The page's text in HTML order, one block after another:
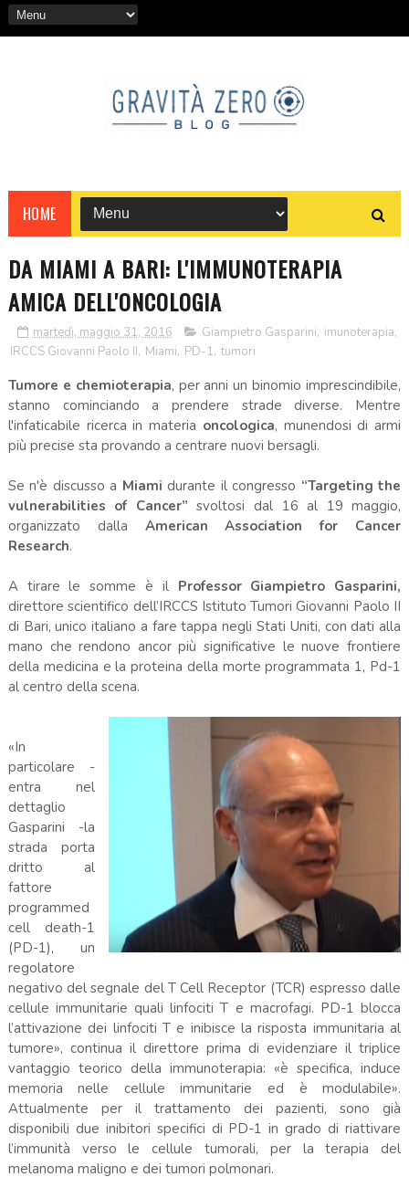
HOME
DA MIAMI A BARI: L'IMMUNOTERAPIA
AMICA DELL'ONCOLOGIA
martedì, maggio 31, 2016 Giampietro Gasparini, imunoterapia,
IRCCS Giovanni Paolo II, Miami, PD-1, tumori
Tumore e chemioterapia, per anni un binomio imprescindibile,
stanno cominciando a prendere strade diverse. Mentre
l'infaticabile ricerca in materia oncologica, munendosi di armi
più precise sta provando a centrare nuovi bersagli.
Se n'è discusso a Miami durante il congresso “Targeting the
vulnerabilities of Cancer” svoltosi dal 16 al 19 maggio,
organizzato dalla American Association for Cancer
Research.
A tirare le somme è il Professor Giampietro Gasparini,
direttore scientifico dell’IRCCS Istituto Tumori Giovanni Paolo II
di Bari, unico italiano a fare tappa negli Stati Uniti, con dati alla
mano che rendono ancor più significative le nuove frontiere
della medicina e la proteina della morte programmata 1, Pd-1
al centro della scena.
«In
particolare -
entra nel
dettaglio
Gasparini -la
strada porta
dritto al
fattore
programmed
cell death-1
(PD-1), un
regolatore
negativo del segnale del T Cell Receptor (TCR) espresso dalle
cellule immunitarie quali linfociti T e macrofagi. PD-1 blocca
l’attivazione dei linfociti T e inibisce la risposta immunitaria al
tumore», continua il direttore prima di evidenziare il triplice
vantaggio teorico della immunoterapia: «è specifica, induce
memoria nelle cellule immunitarie ed è modulabile».
Attualmente per il trattamento dei pazienti, sono già
disponibili due inibitori specifici di PD-1 in grado di riattivare
l’immunità verso le cellule tumorali, per la terapia del
melanoma maligno e dei tumori polmonari.